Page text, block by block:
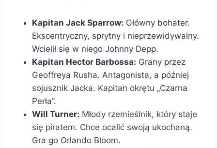
Kapitan Jack Sparrow: Główny bohater.
Ekscentryczny, sprytny i nieprzewidywalny.
Wcielił się w niego Johnny Depp.
Kapitan Hector Barbossa: Grany przez
Geoffreya Rusha. Antagonista, a później
sojusznik Jacka. Kapitan okrętu „Czarna
Perła”.
Will Turner: Młody rzemieślnik, który staje
się piratem. Chce ocalić swoją ukochaną.
Gra go Orlando Bloom.